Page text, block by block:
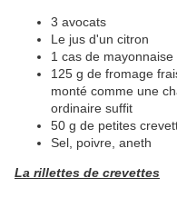
3 avocats
Le jus d'un citron
1 cas de mayonnaise
125 g de fromage
monté comme une
ordinaire suffit
50 g de petites
Sel, poivre, aneth
La rillettes de crevettes